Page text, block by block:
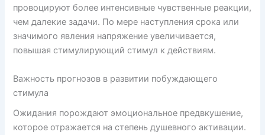
провоцируют более интенсивные чувственные реакции,
чем далекие задачи. По мере наступления срока или
значимого явления напряжение увеличивается,
повышая стимулирующий стимул к действиям.
Важность прогнозов в развитии побуждающего
стимула
Ожидания порождают эмоциональное предвкушение,
которое отражается на степень душевного активации.